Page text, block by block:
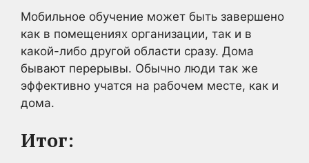
Мобильное обучение может быть завершено
как в помещениях организации, так и в
какой-либо другой области сразу. Дома
бывают перерывы. Обычно люди так же
эффективно учатся на рабочем месте, как и
дома.
Итог: